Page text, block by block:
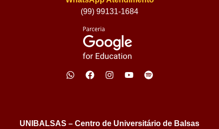
(99) 99131-1684
UNIBALSAS – Centro de Universitário de Balsas